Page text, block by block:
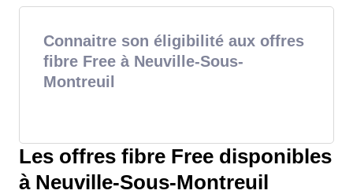
Connaitre son éligibilité aux offres
fibre Free à Neuville-Sous-
Montreuil
Les offres fibre Free disponibles
à Neuville-Sous-Montreuil